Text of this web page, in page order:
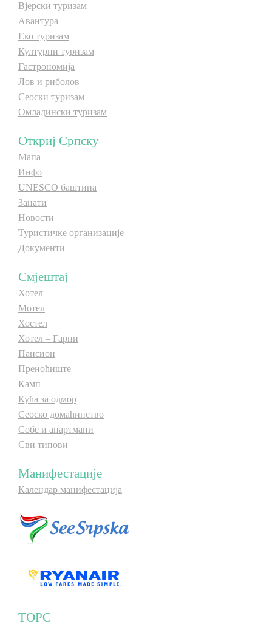
Вјерски туризам
Авантура
Еко туризам
Културни туризам
Гастрономија
Лов и риболов
Сеоски туризам
Омладински туризам
Откриј Српску
Мапа
Инфо
UNESCO баштина
Занати
Новости
Туристичке организације
Документи
Смјештај
Хотел
Мотел
Хостел
Хотел – Гарни
Пансион
Преноћиште
Камп
Кућа за одмор
Сеоско домаћинство
Собе и апартмани
Сви типови
Манифестације
Календар манифестација
ТОРС